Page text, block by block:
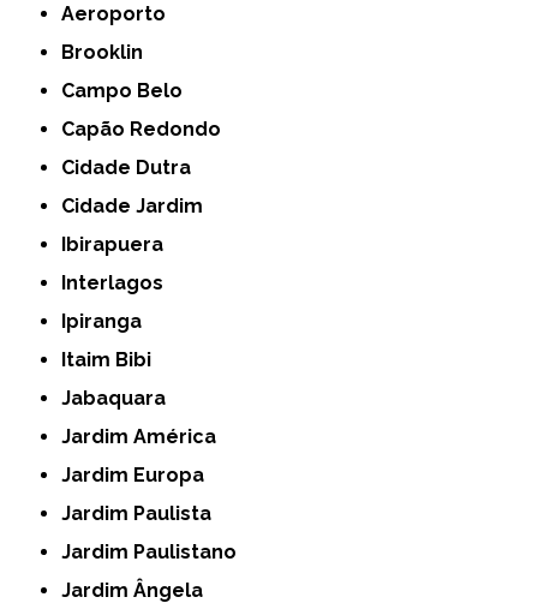
Aeroporto
Brooklin
Campo Belo
Capão Redondo
Cidade Dutra
Cidade Jardim
Ibirapuera
Interlagos
Ipiranga
Itaim Bibi
Jabaquara
Jardim América
Jardim Europa
Jardim Paulista
Jardim Paulistano
Jardim Ângela